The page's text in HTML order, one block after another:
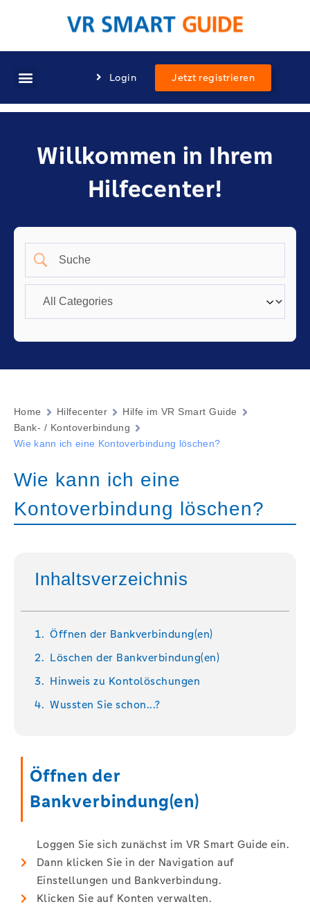
Login Jetzt registrieren
Willkommen in Ihrem
Hilfecenter!
Home Hilfecenter
Hilfe im VR Smart Guide
Bank- / Kontoverbindung
Wie kann ich eine Kontoverbindung löschen?
Wie kann ich eine
Kontoverbindung löschen?
Inhaltsverzeichnis
Öffnen der Bankverbindung(en)
Löschen der Bankverbindung(en)
Hinweis zu Kontolöschungen
Wussten Sie schon...?
Öffnen der
Bankverbindung(en)
Loggen Sie sich zunächst im VR Smart Guide ein.
Dann klicken Sie in der Navigation auf
Einstellungen und Bankverbindung.​
Klicken Sie auf Konten verwalten.